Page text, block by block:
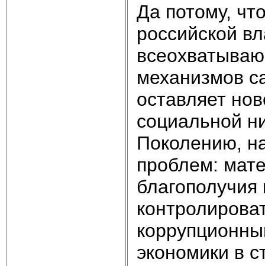
Да потому,
российской
механизмов
оставляет
социальной
Поколению,
проблем:
экономики в